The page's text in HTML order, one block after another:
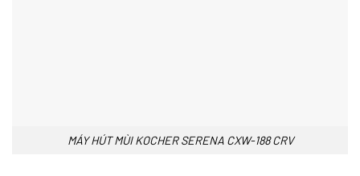
MÁY HÚT MÙI KOCHER SERENA CXW-188 CRV